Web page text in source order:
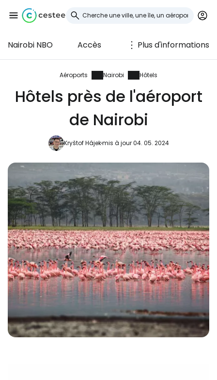
Nairobi NBO Accès Plus d'informations
Aéroports Nairobi Hôtels
Hôtels près de l'aéroport
de Nairobi
Kryštof Hájekmis à jour 04. 05. 2024
Se connecter à
Cestee
... la communauté mondiale des voyageurs
Continuer avec Facebook
Poursuivre avec le courrier
électronique